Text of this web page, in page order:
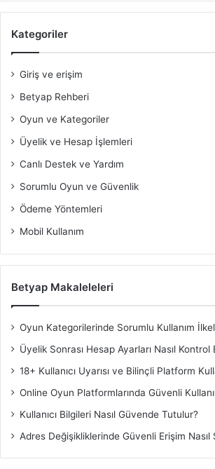
Kategoriler
Giriş ve erişim
Betyap Rehberi
Oyun ve Kategoriler
Üyelik ve Hesap İşlemleri
Canlı Destek ve Yardım
Sorumlu Oyun ve Güvenlik
Ödeme Yöntemleri
Mobil Kullanım
Betyap Makaleleleri
Oyun Kategorilerinde Sorumlu Kullanım
Üyelik Sonrası Hesap Ayarları Nasıl Kontrol
18+ Kullanıcı Uyarısı ve Bilinçli Platform
Online Oyun Platformlarında Güvenli
Kullanıcı Bilgileri Nasıl Güvende Tutulur?
Adres Değişikliklerinde Güvenli Erişim Nasıl